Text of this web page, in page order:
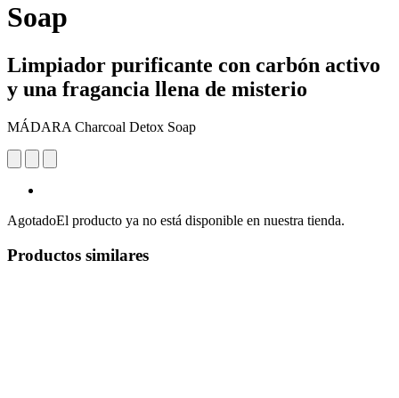
Soap
Limpiador purificante con carbón activo
y una fragancia llena de misterio
MÁDARA Charcoal Detox Soap
AgotadoEl producto ya no está disponible en nuestra tienda.
Productos similares